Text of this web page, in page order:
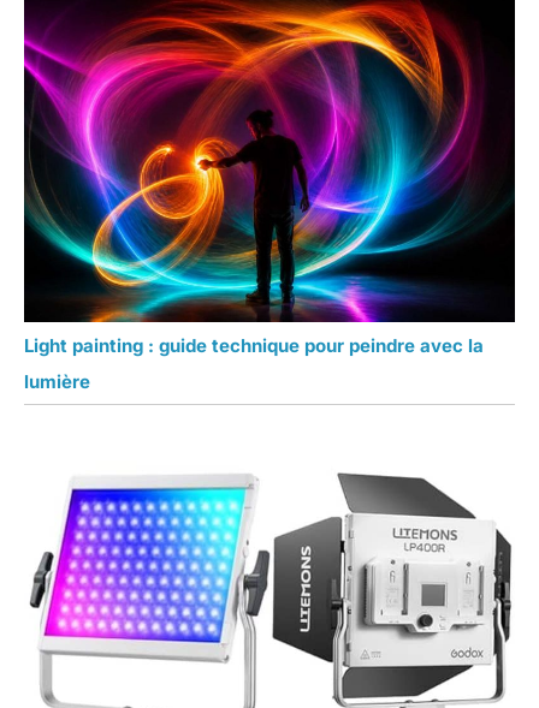
Light painting : guide technique pour peindre avec la
lumière